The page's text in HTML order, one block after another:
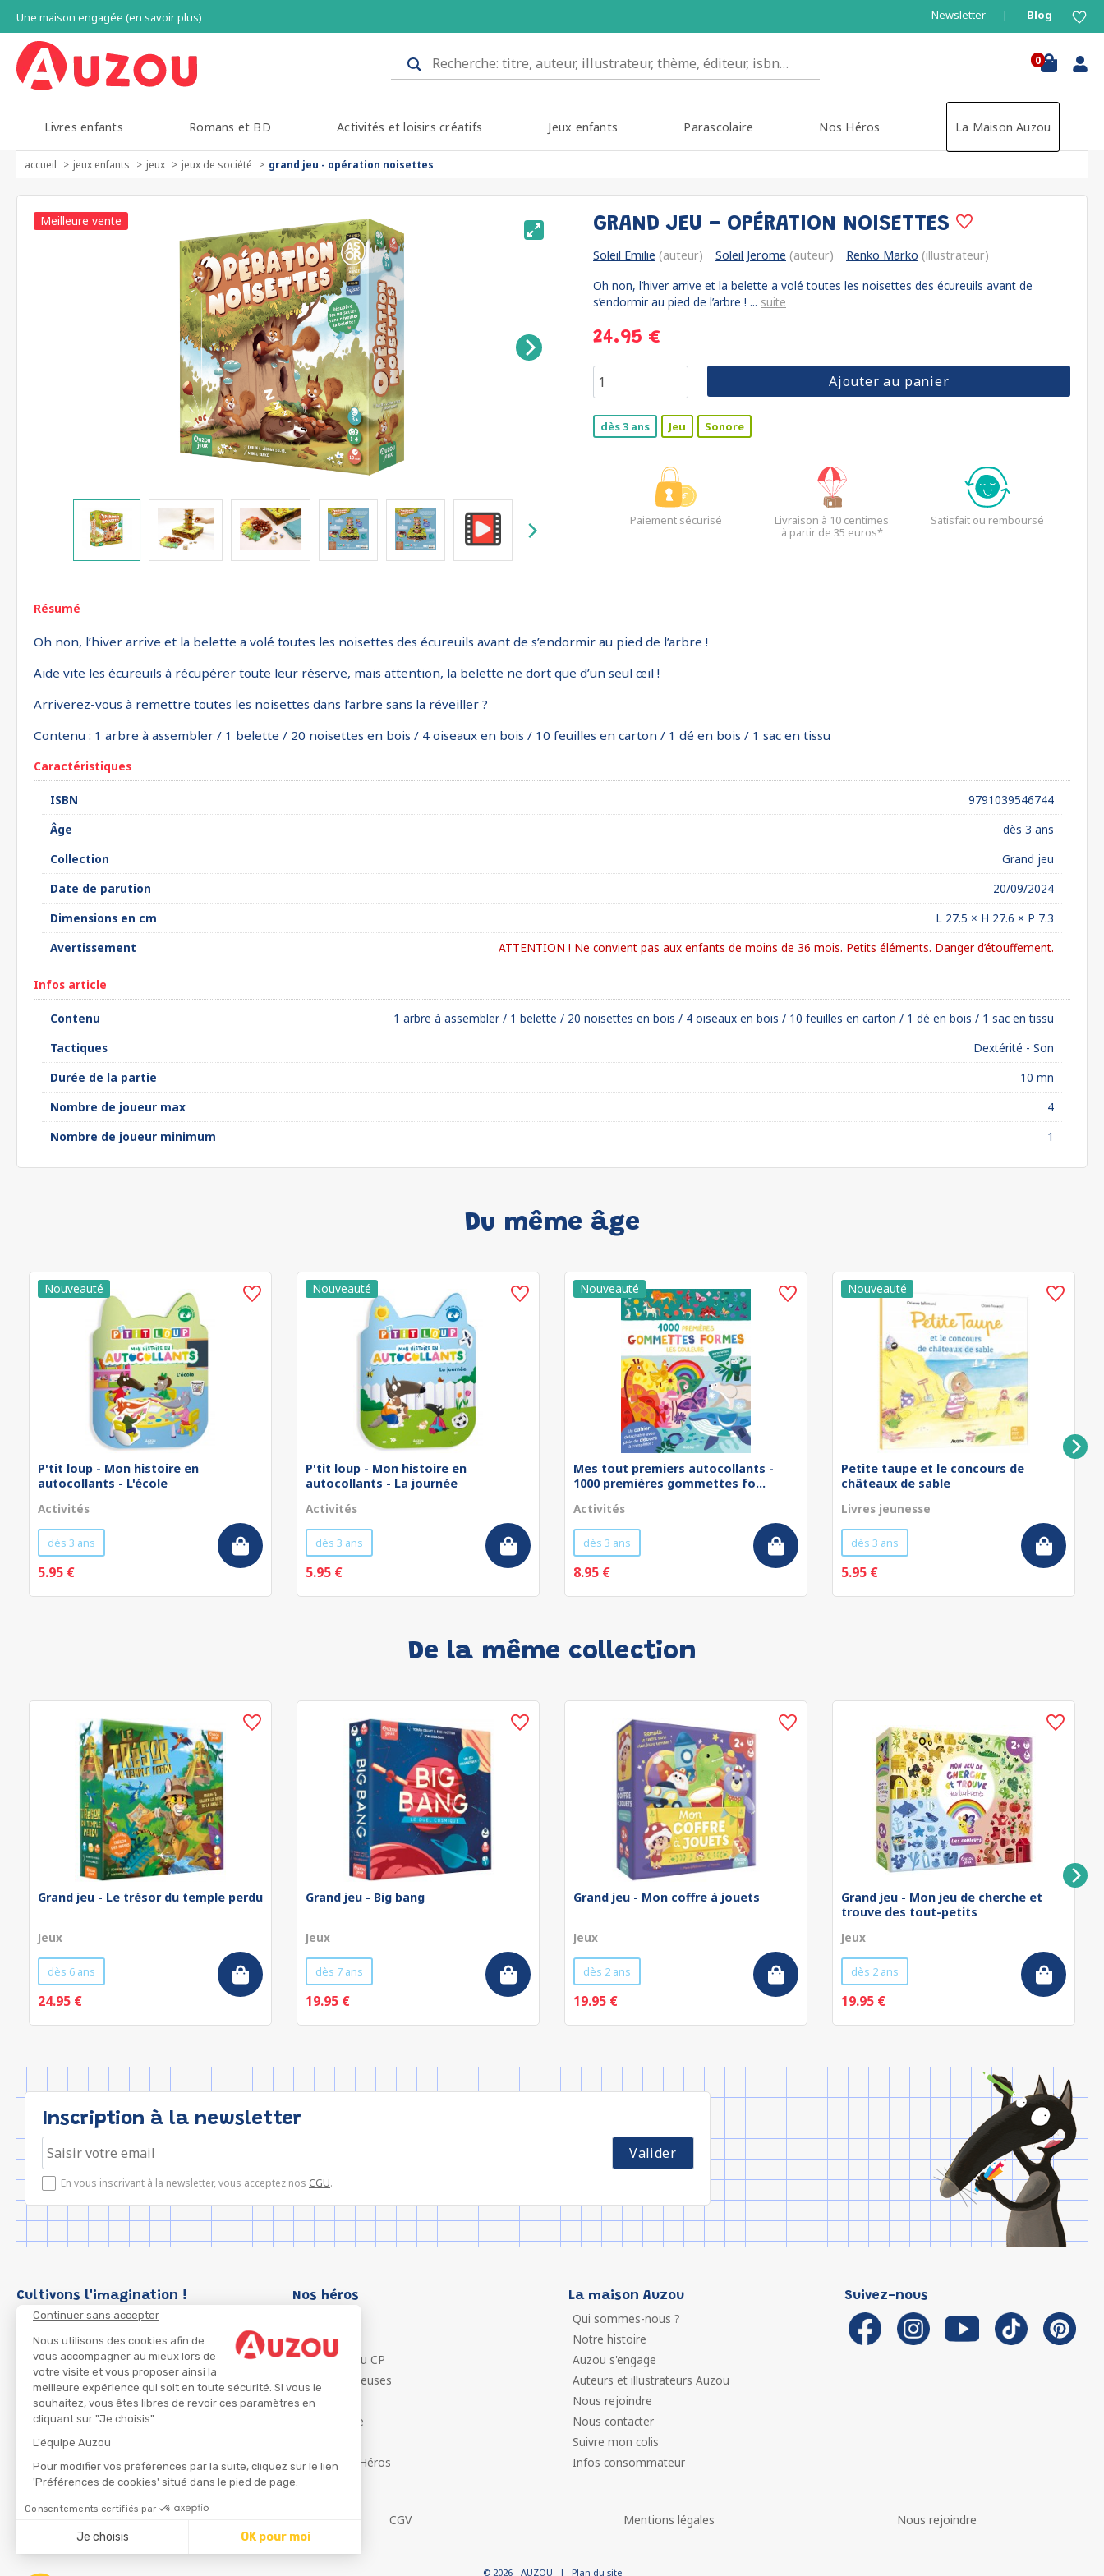
Continuer sans accepter
Nous utilisons des cookies afin de
vous accompagner au mieux lors de
votre visite et vous proposer ainsi la
meilleure expérience qui soit en toute sécurité. Si vous le
souhaitez, vous êtes libres de revoir ces paramètres en
cliquant sur "Je choisis"
L'équipe Auzou
Pour modifier vos préférences par la suite, cliquez sur le lien
'Préférences de cookies' situé dans le pied de page.
Consentements certifiés par
Je choisis OK pour moi
Une maison engagée (en savoir plus) Newsletter Blog
0
Livres enfants Romans et BD Activités et loisirs créatifs Jeux enfants Parascolaire Nos Héros La Maison Auzou
accueil jeux enfants jeux jeux de société grand jeu - opération noisettes
GRAND JEU - OPÉRATION NOISETTES
Soleil Emilie (auteur) Soleil Jerome (auteur) Renko Marko (illustrateur)
Oh non, l’hiver arrive et la belette a volé toutes les noisettes des écureuils avant de
s’endormir au pied de l’arbre ! ... suite
24.95 €
Ajouter au panier
dès 3 ans Jeu Sonore
Paiement sécurisé
Livraison à 10 centimes
à partir de 35 euros*
Satisfait ou remboursé
Résumé
Oh non, l’hiver arrive et la belette a volé toutes les noisettes des écureuils avant de s’endormir au pied de l’arbre !
Aide vite les écureuils à récupérer toute leur réserve, mais attention, la belette ne dort que d’un seul œil !
Arriverez-vous à remettre toutes les noisettes dans l’arbre sans la réveiller ?
Contenu : 1 arbre à assembler / 1 belette / 20 noisettes en bois / 4 oiseaux en bois / 10 feuilles en carton / 1 dé en bois / 1 sac en tissu
Caractéristiques
ISBN
9791039546744
Âge
dès 3 ans
Collection
Grand jeu
Date de parution
20/09/2024
Dimensions en cm
L 27.5 × H 27.6 × P 7.3
Avertissement
ATTENTION ! Ne convient pas aux enfants de moins de 36 mois. Petits éléments. Danger d’étouffement.
Infos article
Contenu
1 arbre à assembler / 1 belette / 20 noisettes en bois / 4 oiseaux en bois / 10 feuilles en carton / 1 dé en bois / 1 sac en tissu
Tactiques
Dextérité - Son
Durée de la partie
10 mn
Nombre de joueur max
4
Nombre de joueur minimum
1
Du même âge
P'tit loup - Mon histoire en
autocollants - L'école
Activités
dès 3 ans
5.95 €
P'tit loup - Mon histoire en
autocollants - La journée
Activités
dès 3 ans
5.95 €
Mes tout premiers autocollants -
1000 premières gommettes fo...
Activités
dès 3 ans
8.95 €
Petite taupe et le concours de
châteaux de sable
Livres jeunesse
dès 3 ans
5.95 €
De la même collection
Grand jeu - Le trésor du temple perdu
Jeux
dès 6 ans
24.95 €
Grand jeu - Big bang
Jeux
dès 7 ans
19.95 €
Grand jeu - Mon coffre à jouets
Jeux
dès 2 ans
19.95 €
Grand jeu - Mon jeu de cherche et
trouve des tout-petits
Jeux
dès 2 ans
19.95 €
Inscription à la newsletter
En vous inscrivant à la newsletter, vous acceptez nos CGU.
Cultivons l'imagination ! Nos héros
P'tit Loup
Les Héros du CP
Les Influenceuses
Migali
Petite Taupe
Ma Boîte à Héros
La maison Auzou
Qui sommes-nous ?
Notre histoire
Auzou s'engage
Auteurs et illustrateurs Auzou
Nous rejoindre
Nous contacter
Suivre mon colis
Infos consommateur
Suivez-nous
CGV Mentions légales Nous rejoindre
© 2026 - AUZOU | Plan du site